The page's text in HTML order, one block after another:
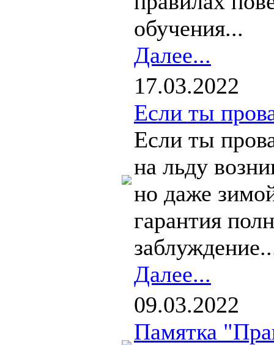
обучения...
Далее...
17.03.2022
Если ты
Если ты
на льду
но даже
гарантия
Далее...
09.03.2022
Памятка